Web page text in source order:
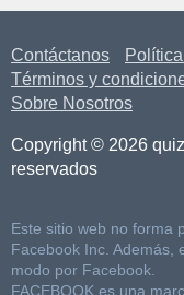
Contáctanos
Términos y
Sobre Nosotros
Copyright © 2026
reservados
Este sitio web no forma
Facebook Inc. Además,
modo por Facebook.
FACEBOOK es una